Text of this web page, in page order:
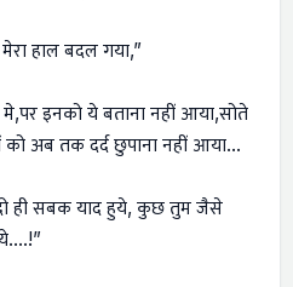
हाल बदल गया,”
इनको ये बताना नहीं आया,सोते
अब तक दर्द छुपाना नहीं आया…
ही सबक याद हुये, कुछ तुम जैसे